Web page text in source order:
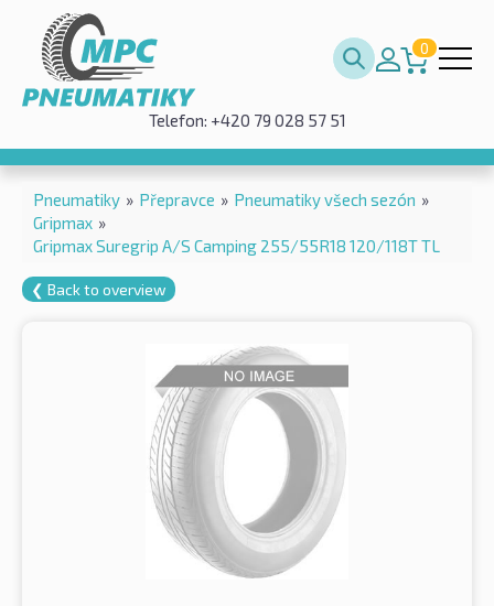
0
Telefon: +420 79 028 57 51
Pneumatiky » Přepravce » Pneumatiky všech sezón »
Gripmax »
Gripmax Suregrip A/S Camping 255/55R18 120/118T TL
❮ Back to overview